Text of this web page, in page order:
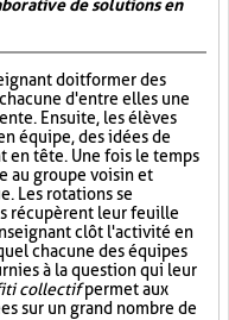
de solutions en
doit former des
d'entre elles une
Ensuite, les élèves
équipe, des idées de
en tête. Une fois le temps
au groupe voisin et
Les rotations se
récupèrent leur feuille
clôt l'activité en
chacune des équipes
à la question qui leur
collectifpermet aux
sur un grand nombre de